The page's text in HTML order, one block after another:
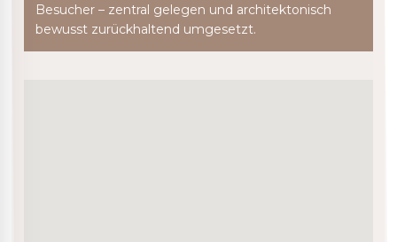
Besucher – zentral gelegen und architektonisch
bewusst zurückhaltend umgesetzt.